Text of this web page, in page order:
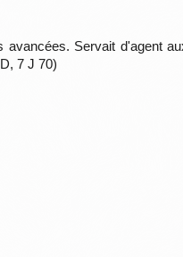
avancées. Servait d'agent
7 J 70)